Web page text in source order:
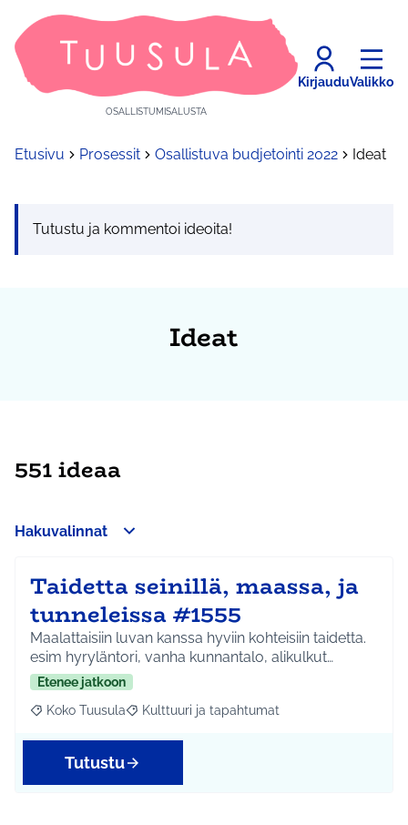
OSALLISTUMISALUSTA
KirjauduValikko
Etusivu Prosessit Osallistuva budjetointi 2022 Ideat
Tutustu ja kommentoi ideoita!
Ideat
551 ideaa
Hakuvalinnat
Taidetta seinillä, maassa, ja
tunneleissa #1555
Maalattaisiin luvan kanssa hyviin kohteisiin taidetta.
esim hyryläntori, vanha kunnantalo, alikulkut…
Etenee jatkoon
Rajaa tulokset aihepiirin mukaan: Koko Tuusula
Koko Tuusula Rajaa tulokset teeman mukaan: Kulttuuri ja
Kulttuuri ja tapahtumat
Tutustu